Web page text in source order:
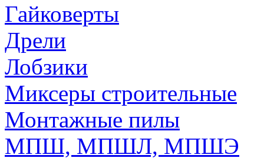
Гайковерты
Дрели
Лобзики
Миксеры строительные
Монтажные пилы
МПШ, МПШЛ, МПШЭ